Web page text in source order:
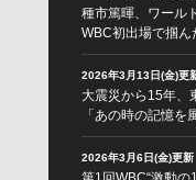
種市篤暉、ワール
WBC初出場で掴ん
2026年3月13日(金)更
大震災から15年、
「あの時の記憶を
2026年3月6日(金)更新